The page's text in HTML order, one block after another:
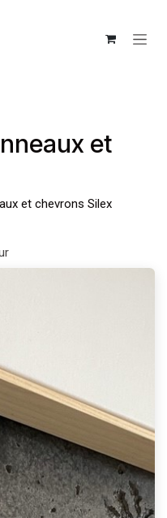
et
et chevrons Silex